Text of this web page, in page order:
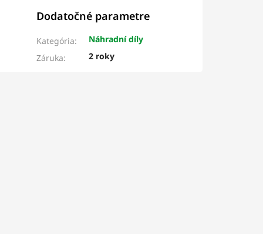
Dodatočné parametre
Kategória:
Náhradní díly
Záruka: 2 roky